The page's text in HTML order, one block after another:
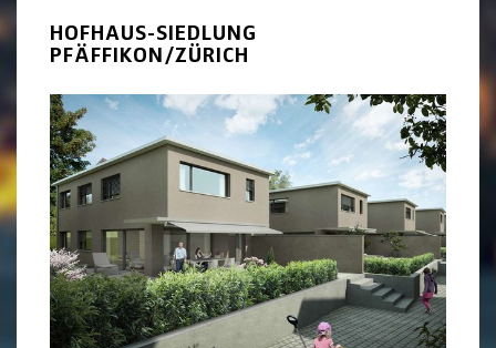
HOFHAUS-SIEDLUNG
PFÄFFIKON/ZÜRICH